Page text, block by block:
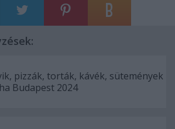
pizzák, torták, kávék, sütemények
Budapest 2024